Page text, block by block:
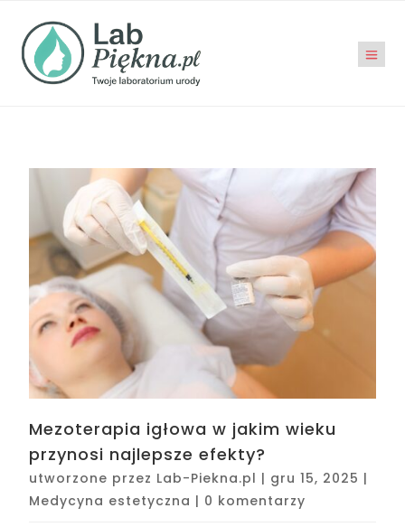
Mezoterapia igłowa w jakim wieku
przynosi najlepsze efekty?
utworzone przez Lab-Piekna.pl | gru 15, 2025 |
Medycyna estetyczna | 0 komentarzy